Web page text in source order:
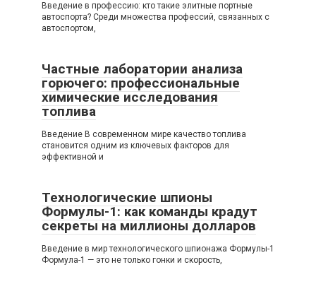
Введение в профессию: кто такие элитные портные
автоспорта? Среди множества профессий, связанных с
автоспортом,
Частные лаборатории анализа
горючего: профессиональные
химические исследования
топлива
Введение В современном мире качество топлива
становится одним из ключевых факторов для
эффективной и
Технологические шпионы
Формулы-1: как команды крадут
секреты на миллионы долларов
Введение в мир технологического шпионажа Формулы-1
Формула-1 — это не только гонки и скорость,